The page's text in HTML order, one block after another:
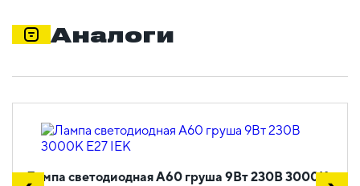
Аналоги
Лампа светодиодная A60 груша 9Вт 230В 3000К